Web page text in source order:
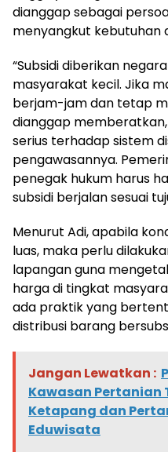
dianggap sebagai
menyangkut kebutuhan
“Subsidi diberikan
masyarakat kecil. Jika
berjam-jam dan tetap
dianggap
serius terhadap sistem
pengawasannya.
penegak hukum harus
subsidi berjalan sesuai
Menurut Adi, apabila
luas, maka perlu
lapangan guna
harga di tingkat
ada praktik yang
distribusi barang
Jangan Lewatkan :
Kawasan Pertanian
Ketapang dan
Eduwisata